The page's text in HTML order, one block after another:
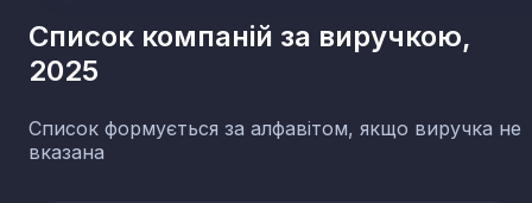
Список компаній за виручкою,
2025
Список формується за алфавітом, якщо виручка не
вказана